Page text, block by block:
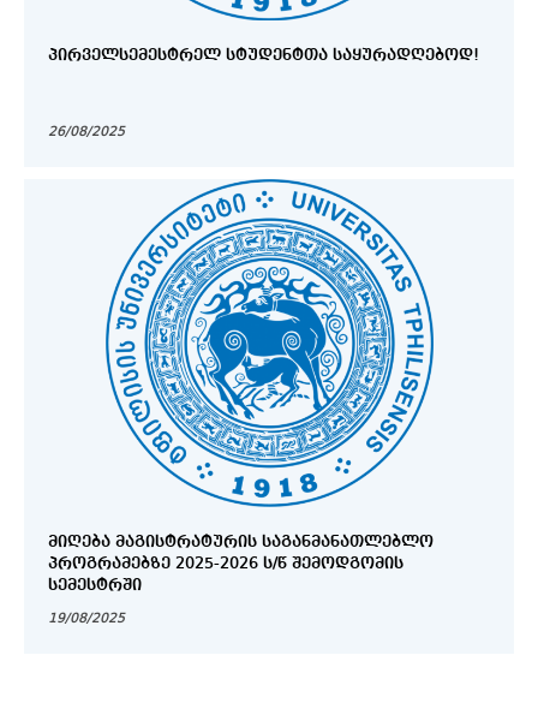
ᲞᲘᲠᲕᲔᲚᲡᲔᲛᲔᲡᲢᲠᲔᲚ ᲡᲢᲣᲓᲔᲜᲢᲗᲐ ᲡᲐᲧᲣᲠᲐᲓᲦᲔᲑᲝᲓ!
26/08/2025
ᲛᲘᲦᲔᲑᲐ ᲛᲐᲒᲘᲡᲢᲠᲐᲢᲣᲠᲘᲡ ᲡᲐᲒᲐᲜᲛᲐᲜᲐᲗᲚᲔᲑᲚᲝ
ᲞᲠᲝᲒᲠᲐᲛᲔᲑᲖᲔ 2025-2026 Ს/Წ ᲨᲔᲛᲝᲓᲒᲝᲛᲘᲡ
ᲡᲔᲛᲔᲡᲢᲠᲨᲘ
19/08/2025